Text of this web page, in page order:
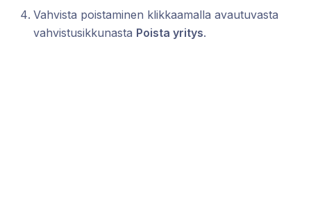
Vahvista poistaminen klikkaamalla avautuvasta
vahvistusikkunasta Poista yritys.